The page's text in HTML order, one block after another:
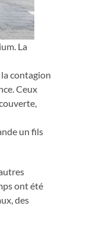
La
contagion
Ceux
un fils
ont été
des